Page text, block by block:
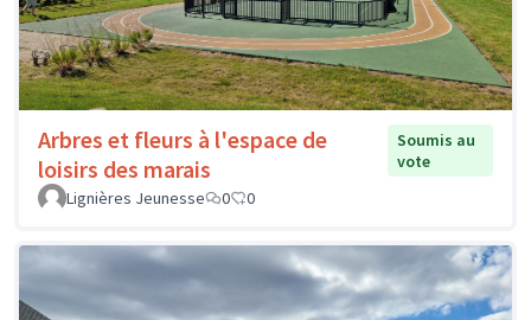
Arbres et fleurs à l'espace de
loisirs des marais
Soumis au
vote
Lignières Jeunesse
0 0